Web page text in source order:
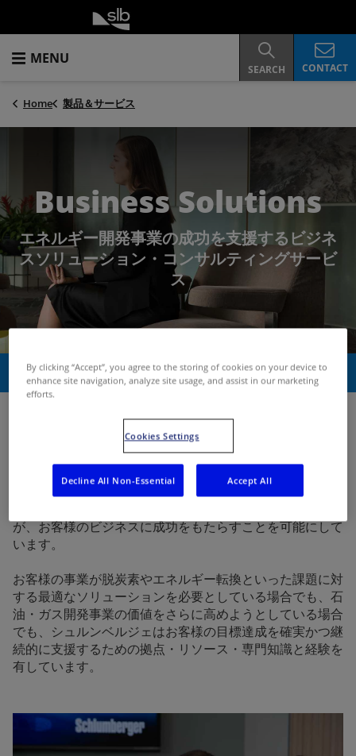
MENU
SEARCH CONTACT
Home 製品＆サービス
Business Solutions
エネルギー開発事業の成功を支援するビジネ
スソリューション・コンサルティングサービ
ス
リンクを共有する お問い合わせ
シュルンベルジェは、エネルギー開発事業をより迅速に、
より効率的に、そしてよりクリーンにするためのビジネス
ソリューションを提供しています。常に変化するビジネス
環境への対応力、技術開発におけるリーダーシップ、そし
が、お客様のビジネスに成功をもたらすことを可能にして
います。
お客様の事業が脱炭素やエネルギー転換といった課題に対
する最適なソリューションを必要としている場合でも、石
油・ガス開発事業の価値をさらに高めようとしている場合
でも、シュルンベルジェはお客様の目標達成を確実かつ継
続的に支援するための拠点・リソース・専門知識と経験を
有しています。
By clicking “Accept”, you agree to the storing of cookies on your device to
enhance site navigation, analyze site usage, and assist in our marketing
efforts.
Cookies Settings
Decline All Non-Essential Accept All